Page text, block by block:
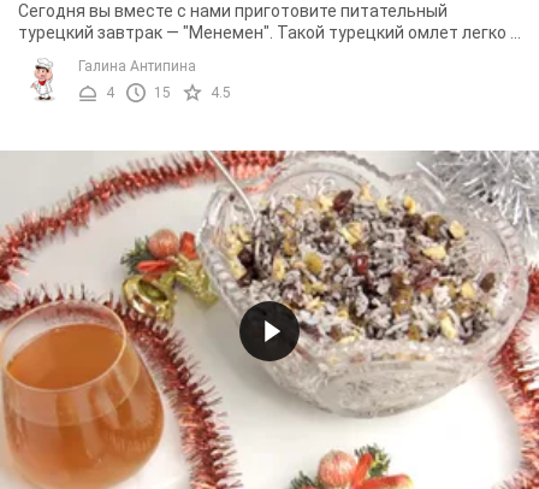
Сегодня вы вместе с нами приготовите питательный
турецкий завтрак — "Менемен". Такой турецкий омлет легко и
просто приготовить, а еще он невероятно ...
Галина Антипина
4
15 4.5